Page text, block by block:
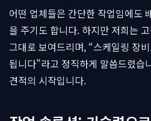
어떤 업체들은 간단한 작업임에도
을 주기도 합니다. 하지만 저희는
그대로 보여드리며, “스케일링 장
됩니다”라고 정직하게 말씀드렸습
견적의 시작입니다.